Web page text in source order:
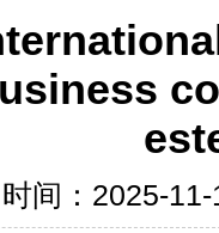
时间：2025-